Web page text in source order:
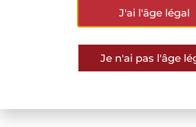
le plateau technique de
J'ai l'âge légal
Je n'ai pas l'âge